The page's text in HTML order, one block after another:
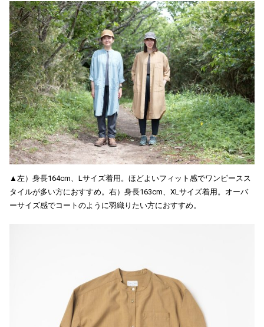
▲左）身長164cm、Lサイズ着用。ほどよいフィット感でワンピースス
タイルが多い方におすすめ。右）身長163cm、XLサイズ着用。オーバ
ーサイズ感でコートのように羽織りたい方におすすめ。